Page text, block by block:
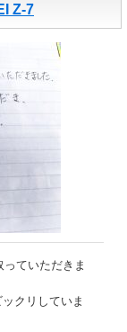
Z-7
ていただきま
クリしていま